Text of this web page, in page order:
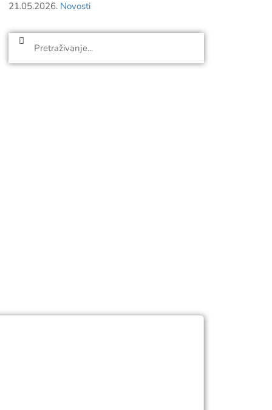
21.05.2026. Novosti